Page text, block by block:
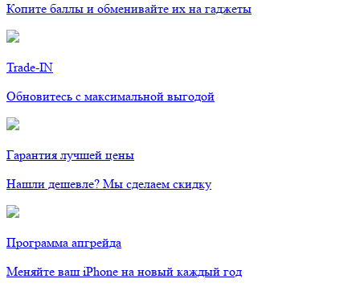
Копите баллы и обменивайте их на гаджеты
Trade-IN
Обновитесь с максимальной выгодой
Гарантия лучшей цены
Нашли дешевле? Мы сделаем скидку
Программа апгрейда
Меняйте ваш iPhone на новый каждый год